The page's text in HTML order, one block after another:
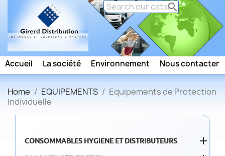

Accueil La société Environnement Nous contacter
Home EQUIPEMENTS
Equipements de Protection
Individuelle
CONSOMMABLES HYGIENE ET DISTRIBUTEURS 